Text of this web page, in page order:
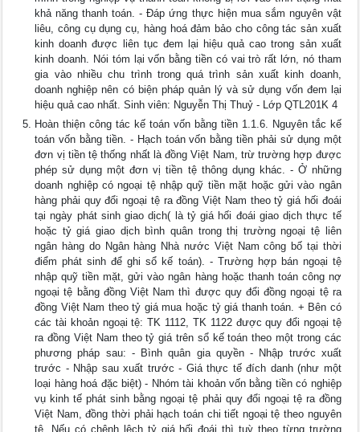
khả năng thanh toán. - Đáp ứng thực hiện mua sắm nguyên vật
liêu, công cụ dụng cụ, hàng hoá đảm bảo cho công tác sản xuất
kinh doanh được liên tục đem lại hiệu quả cao trong sản xuất
kinh doanh. Nói tóm lại vốn bằng tiền có vai trò rất lớn, nó tham
gia vào nhiều chu trình trong quá trình sản xuất kinh doanh,
doanh nghiệp nên có biện pháp quản lý và sử dụng vốn đem lại
hiệu quả cao nhất. Sinh viên: Nguyễn Thị Thuỷ - Lớp QTL201K 4
Hoàn thiện công tác kế toán vốn bằng tiền 1.1.6. Nguyên tắc kế
toán vốn bằng tiền. - Hạch toán vốn bằng tiền phải sử dụng một
đơn vị tiền tệ thống nhất là đồng Việt Nam, trừ trường hợp được
phép sử dụng một đơn vị tiền tệ thông dụng khác. - Ở những
doanh nghiệp có ngoại tệ nhập quỹ tiền mặt hoặc gửi vào ngân
hàng phải quy đổi ngoại tệ ra đồng Việt Nam theo tỷ giá hối đoái
tại ngày phát sinh giao dịch( là tỷ giá hối đoái giao dịch thực tế
hoặc tỷ giá giao dịch bình quân trong thị trường ngoại tệ liên
ngân hàng do Ngân hàng Nhà nước Việt Nam công bố tại thời
điểm phát sinh để ghi sổ kế toán). - Trường hợp bán ngoại tệ
nhập quỹ tiền mặt, gửi vào ngân hàng hoặc thanh toán công nợ
ngoại tệ bằng đồng Việt Nam thì được quy đổi đồng ngoại tệ ra
đồng Việt Nam theo tỷ giá mua hoặc tỷ giá thanh toán. + Bên có
các tài khoản ngoại tệ: TK 1112, TK 1122 được quy đổi ngoại tệ
ra đồng Việt Nam theo tỷ giá trên sổ kế toán theo một trong các
phương pháp sau: - Bình quân gia quyền - Nhập trước xuất
trước - Nhập sau xuất trước - Giá thực tế đích danh (như một
loại hàng hoá đặc biệt) - Nhóm tài khoản vốn bằng tiền có nghiệp
vụ kinh tế phát sinh bằng ngoại tệ phải quy đổi ngoại tệ ra đồng
Việt Nam, đồng thời phải hạch toán chi tiết ngoại tệ theo nguyên
tệ. Nếu có chênh lệch tỷ giá hối đoái thì tuỳ theo từng trường